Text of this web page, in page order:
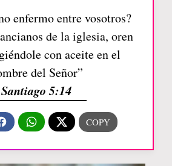
enfermo entre vosotros?
de la iglesia, oren
con aceite en el
del Señor”
Santiago 5:14